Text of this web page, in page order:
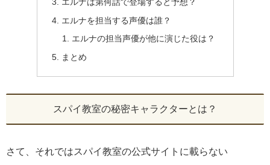
エルナを担当する声優は誰？
エルナの担当声優が他に演じた役は？
まとめ
スパイ教室の秘密キャラクターとは？
さて、それではスパイ教室の公式サイトに載らない